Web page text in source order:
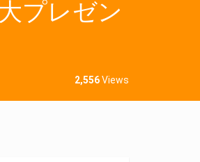
プレゼン
2,556Views